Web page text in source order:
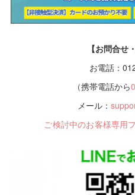
【お問合せ
お電話：
（携帯電話から
メール：
ご検討中のお客様専用